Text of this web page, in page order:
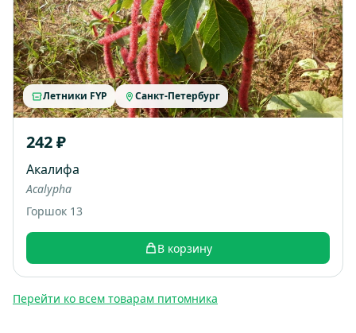
Летники FYP Санкт-Петербург
242 ₽
Акалифа
Acalypha
Горшок 13
В корзину
Перейти ко всем товарам питомника